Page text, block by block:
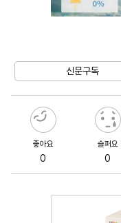
신문구독
좋아요
0
슬퍼요
0